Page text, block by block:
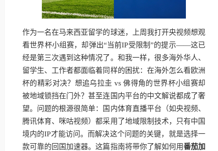
作为一名在马来西亚留学的球迷，上周我打开央视频想观
看世界杯小组赛，却弹出“当前IP受限制”的提示——这已
经是第三次遇到这种情况了。和我一样，很多海外华人、
留学生、工作者都面临着同样的困扰：在海外怎么看欧洲
杯的精彩对决？想追乌拉圭 vs 佛得角的世界杯小组赛却
被地域锁挡在门外？甚至连国内平台的中文解说都成了奢
望。问题的根源很简单：国内体育直播平台（如央视频、
腾讯体育、咪咕视频）都采用了地域限制技术，只有中国
境内的IP才能访问。而解决这个问题的关键，就是选择一
款可靠的回国加速器。这篇指南将带你了解如何用番茄加